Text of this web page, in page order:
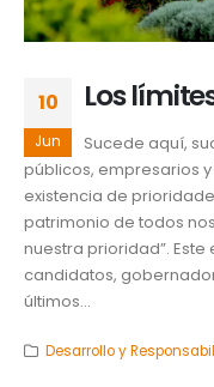
10
Jun
Los
Sucede aquí,
públicos, empresarios
existencia de
patrimonio de todos
nuestra prioridad”.
candidatos,
últimos...
Desarrollo y